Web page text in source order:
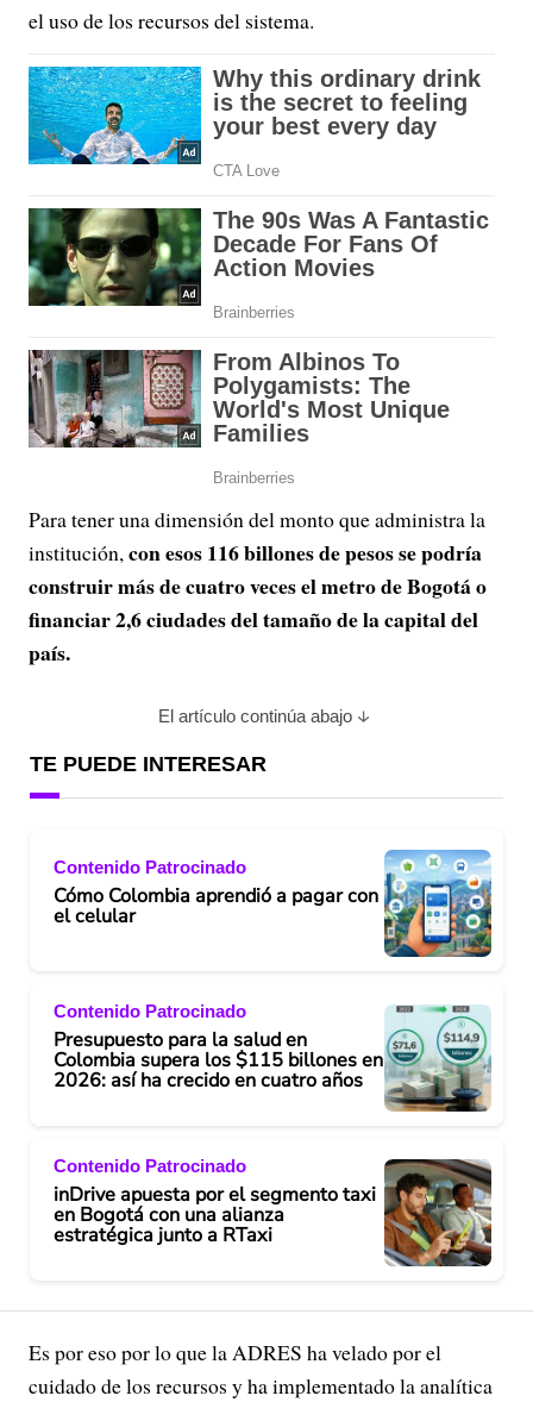
el uso de los recursos del sistema.
Para tener una dimensión del monto que administra la
institución,con esos 116 billones de pesos se podría
construir más de cuatro veces el metro de Bogotá o
financiar 2,6 ciudades del tamaño de la capital del
país.
El artículo continúa abajo
TE PUEDE INTERESAR
Contenido Patrocinado
Cómo Colombia aprendió a pagar con
el celular
Contenido Patrocinado
Presupuesto para la salud en
Colombia supera los $115 billones en
2026: así ha crecido en cuatro años
Contenido Patrocinado
inDrive apuesta por el segmento taxi
en Bogotá con una alianza
estratégica junto a RTaxi
Es por eso por lo que la ADRES ha velado por el
cuidado de los recursos y ha implementado la analítica